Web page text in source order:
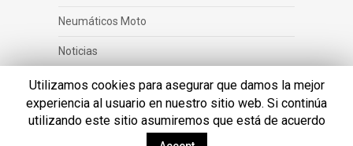
Neumáticos Moto
Noticias
Responsabilidad social y compromiso
Política de privacidad
Utilizamos cookies para asegurar que damos la mejor
experiencia al usuario en nuestro sitio web. Si continúa
utilizando este sitio asumiremos que está de acuerdo